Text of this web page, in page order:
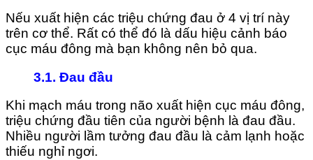
Nếu xuất hiện các triệu chứng đau ở 4 vị trí này
trên cơ thể. Rất có thể đó là dấu hiệu cảnh báo
cục máu đông mà bạn không nên bỏ qua.
3.1. Đau đầu
Khi mạch máu trong não xuất hiện cục máu đông,
triệu chứng đầu tiên của người bệnh là đau đầu.
Nhiều người lầm tưởng đau đầu là cảm lạnh hoặc
thiếu nghỉ ngơi.